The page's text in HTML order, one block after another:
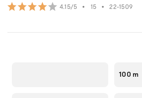
4.15/5 • 15 • 22-1509
100 m